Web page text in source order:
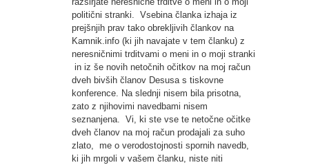
politični stranki. Vsebina članka izhaja iz
prejšnjih prav tako obrekljivih člankov na
Kamnik.info (ki jih navajate v tem članku) z
neresničnimi trditvami o meni in o moji stranki
in iz še novih netočnih očitkov na moj račun
dveh bivših članov Desusa s tiskovne
konference. Na slednji nisem bila prisotna,
zato z njihovimi navedbami nisem
seznanjena. Vi, ki ste vse te netočne očitke
dveh članov na moj račun prodajali za suho
zlato, me o verodostojnosti spornih navedb,
ki jih mrgoli v vašem članku, niste niti